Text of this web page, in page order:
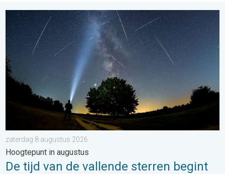
De tijd van de vallende sterren begint. Hoogtepunt in
zaterdag 8 augustus 2026
Hoogtepunt in augustus
De tijd van de vallende sterren begint